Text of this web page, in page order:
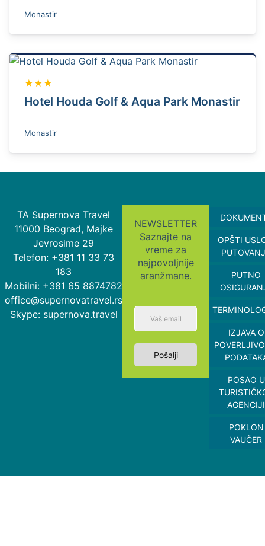
Monastir
★★★
Hotel Houda Golf & Aqua Park Monastir
Monastir
TA Supernova Travel
11000 Beograd, Majke
Jevrosime 29
Telefon: +381 11 33 73
183
Mobilni: +381 65 8874782
office@supernovatravel.rs
Skype: supernova.travel
NEWSLETTER
Saznajte na
vreme za
najpovoljnije
aranžmane.
Pošalji
OPŠTI
PUTNO
IZJAVA O
POSAO U
AGENCIJI
POKLON
VAUČER